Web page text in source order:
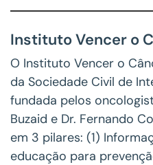
Instituto Vencer o
O Instituto Vencer o
da Sociedade Civil de
fundada pelos
Buzaid e Dr. Fernando
em 3 pilares: (1)
educação para